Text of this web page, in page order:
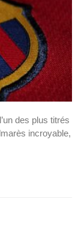
des plus titrés
incroyable,